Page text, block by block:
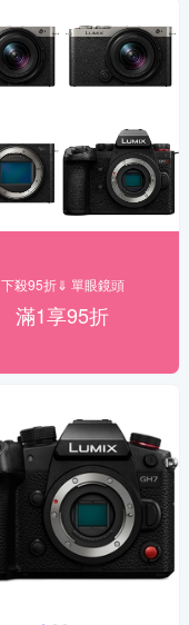
下殺95折⇓ 單眼鏡頭
滿1享95折